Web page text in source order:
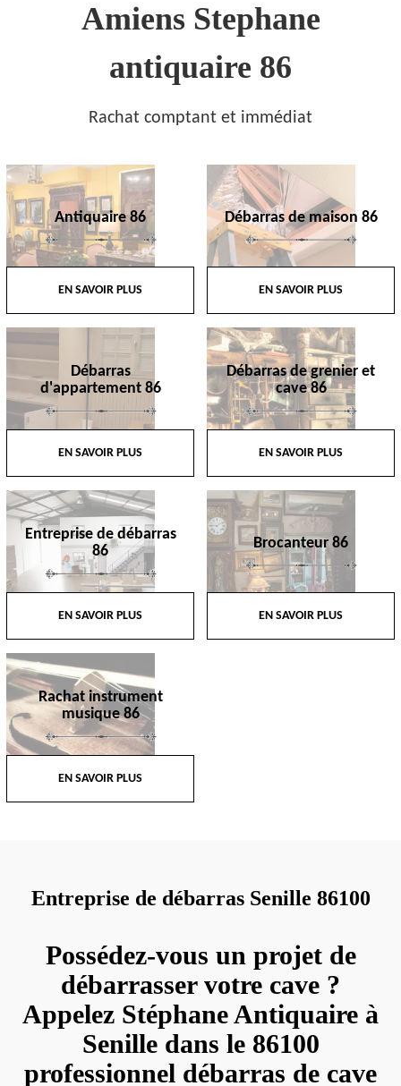
Amiens Stephane
antiquaire 86
Rachat comptant et immédiat
Antiquaire 86
EN SAVOIR PLUS
Débarras de maison 86
EN SAVOIR PLUS
Débarras
d'appartement 86
EN SAVOIR PLUS
Débarras de grenier et
cave 86
EN SAVOIR PLUS
Entreprise de débarras
86
EN SAVOIR PLUS
Brocanteur 86
EN SAVOIR PLUS
Rachat instrument
musique 86
EN SAVOIR PLUS
Entreprise de débarras Senille 86100
Possédez-vous un projet de
débarrasser votre cave ?
Appelez Stéphane Antiquaire à
Senille dans le 86100
professionnel débarras de cave